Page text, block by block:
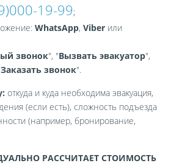
19-99;
WhatsApp, Viber или
звонок", "Вызвать эвакуатор",
Заказать звонок".
откуда и куда необходима эвакуация,
(если есть), сложность подъезда
(например, бронирование,
РАССЧИТАЕТ СТОИМОСТЬ